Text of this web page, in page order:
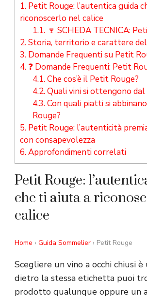
1. Petit Rouge: l’autentica guida
riconoscerlo nel calice
1.1.🍷 SCHEDA TECNICA:
2.Storia, territorio e carattere
3. Domande Frequenti su Petit
4. ❓ Domande Frequenti: Petit
4.1.Che cos’è il Petit Rouge?
4.2.Quali vini si ottengono dal
4.3.Con quali piatti si
Rouge?
5. Petit Rouge: l’autenticità
con consapevolezza
6.Approfondimenti correlati
Petit Rouge:
che ti aiuta a
calice
Home › Guida Sommelier › Petit Rouge
Scegliere un vino a occhi chiusi è
dietro la stessa etichetta puoi
prodotto qualunque oppure un